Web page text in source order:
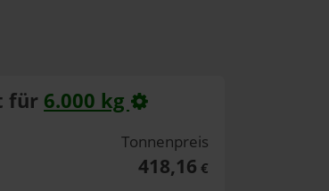
für 6.000 kg
Tonnenpreis
418,16 €